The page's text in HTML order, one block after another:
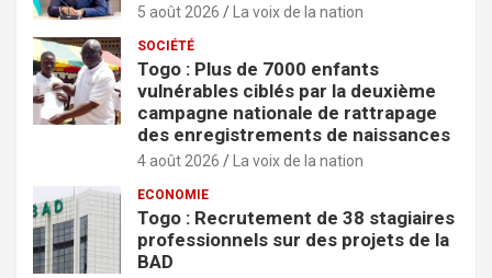
5 août 2026 La voix de la nation
SOCIÉTÉ
Togo : Plus de 7000 enfants
vulnérables ciblés par la deuxième
campagne nationale de rattrapage
des enregistrements de naissances
4 août 2026 La voix de la nation
ECONOMIE
Togo : Recrutement de 38 stagiaires
professionnels sur des projets de la
BAD